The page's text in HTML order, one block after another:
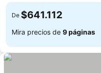
De $641.112
Mira precios de 9 páginas